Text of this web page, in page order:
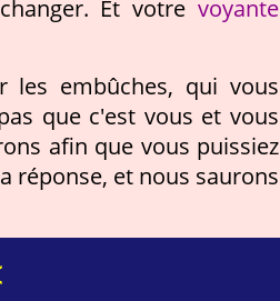
Et votre voyante
les embûches, qui vous
que c'est vous et vous
afin que vous puissiez
réponse, et nous saurons